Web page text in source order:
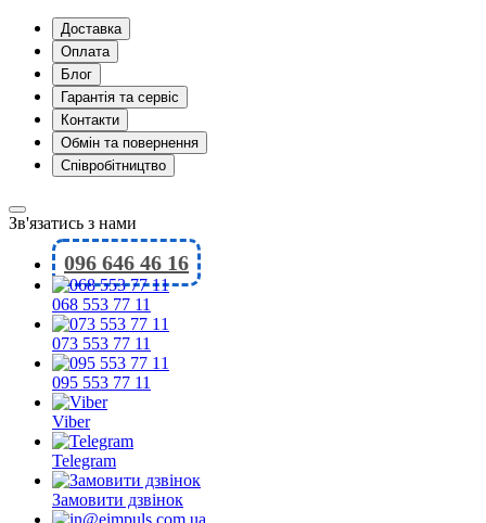
Доставка
Оплата
Блог
Гарантія та сервіс
Контакти
Обмін та повернення
Співробітництво
Зв'язатись з нами
096 646 46 16
068 553 77 11
073 553 77 11
095 553 77 11
Viber
Telegram
Замовити дзвінок